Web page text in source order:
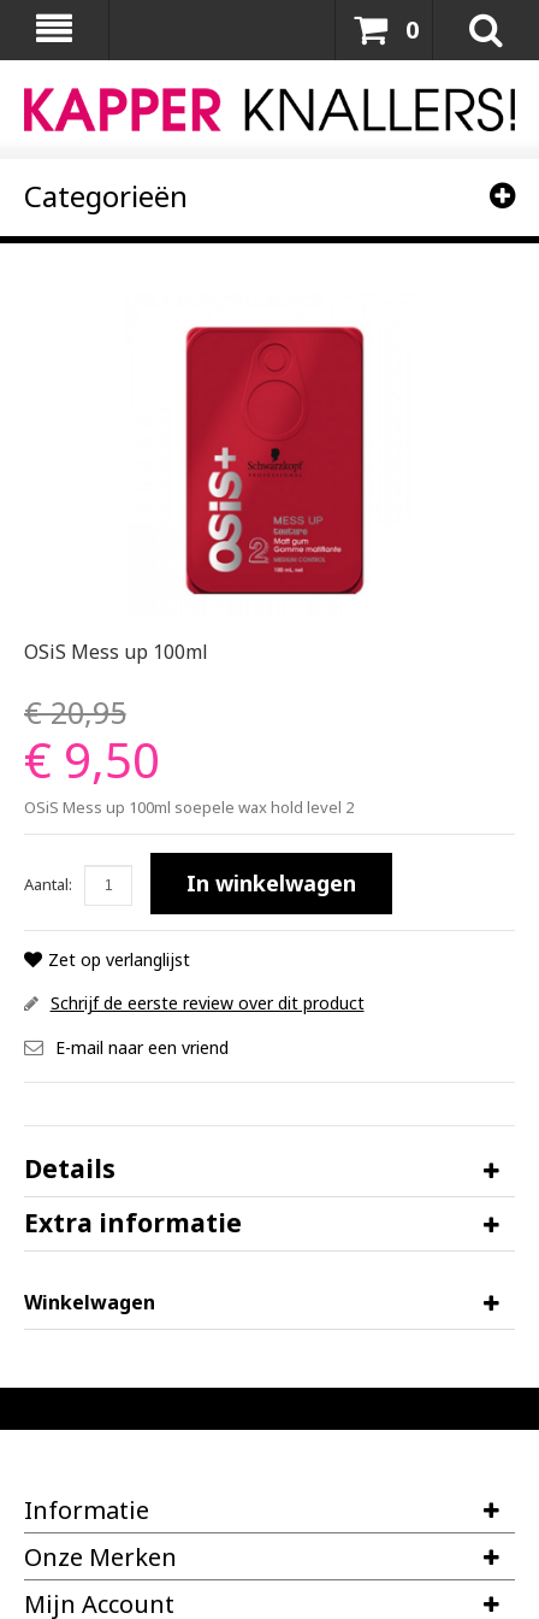
0
Categorieën
OSiS Mess up 100ml
€ 20,95
€ 9,50
OSiS Mess up 100ml soepele wax hold level 2
Aantal: In winkelwagen
Zet op verlanglijst
Schrijf de eerste review over dit product
E-mail naar een vriend
Details
Extra informatie
Winkelwagen
Informatie
Onze Merken
Mijn Account